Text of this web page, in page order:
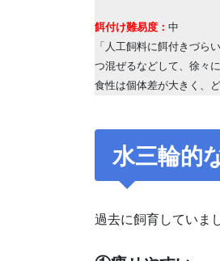
餌付け難易度： 中
「人工飼料に餌付きづら
つ混ぜるなどして、徐々
食性は個体差が大きく、
水三輪的
過去に飼育していま